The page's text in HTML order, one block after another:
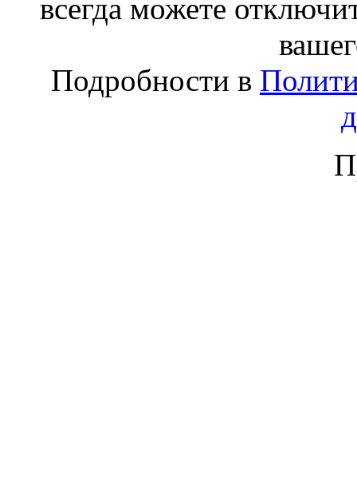
всегда можете
Подробности в